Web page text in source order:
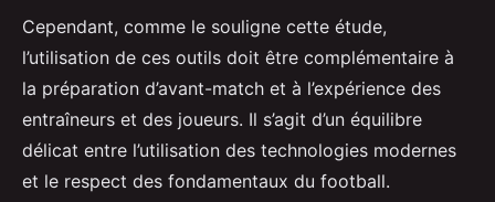
Cependant, comme le souligne cette étude,
l’utilisation de ces outils doit être complémentaire à
la préparation d’avant-match et à l’expérience des
entraîneurs et des joueurs. Il s’agit d’un équilibre
délicat entre l’utilisation des technologies modernes
et le respect des fondamentaux du football.